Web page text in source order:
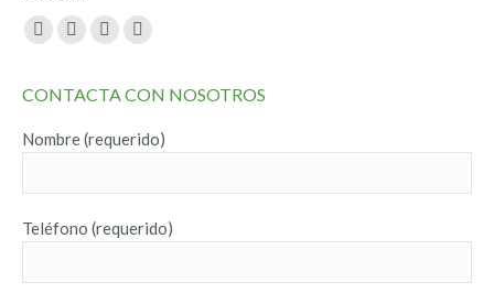
Encuéntranos en:
Facebook
opens
new
Twitter
opens
new
YouTube
opens
new
Instagram
opens
new
CONTACTA CON NOSOTROS
Nombre (requerido)
Teléfono (requerido)